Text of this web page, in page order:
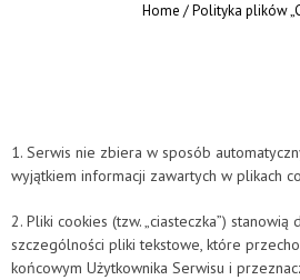
Home /Polityka plików
1. Serwis nie zbiera w sposób
wyjątkiem informacji zawartych w plikach
2. Pliki cookies (tzw. „ciasteczka”)
szczególności pliki tekstowe, które
końcowym Użytkownika Serwisu i